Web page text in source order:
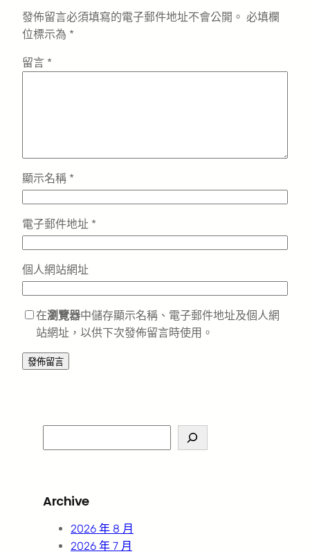
發佈留言必須填寫的電子郵件地址不會公開。 必填欄
位標示為 *
留言 *
顯示名稱 *
電子郵件地址 *
個人網站網址
在瀏覽器中儲存顯示名稱、電子郵件地址及個人網
站網址，以供下次發佈留言時使用。
e
c
Archive
2026 年 8 月
2026 年 7 月